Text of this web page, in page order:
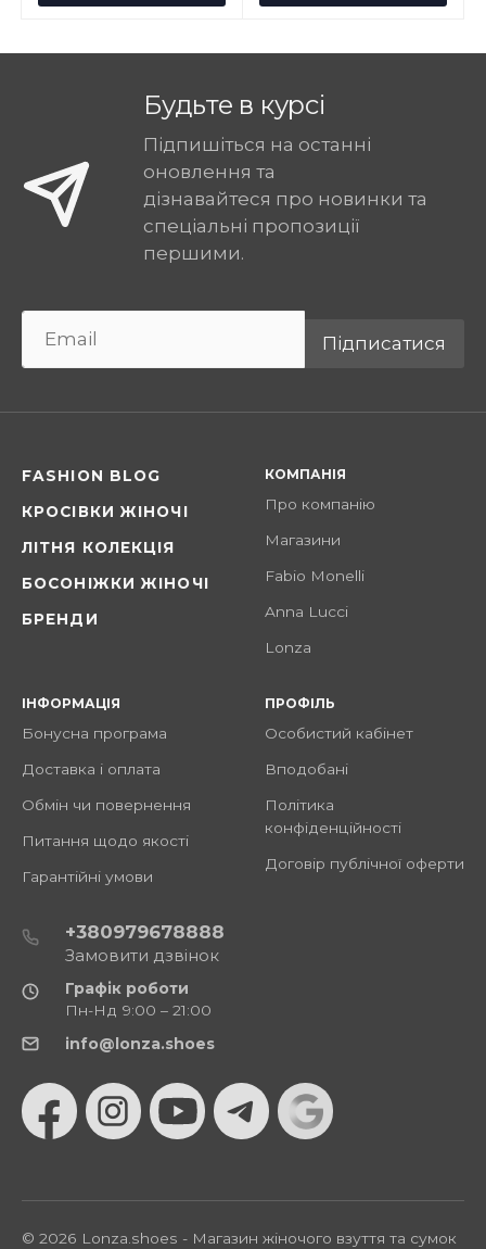
Будьте в курсі
Підпишіться на останні
оновлення та
дізнавайтеся про новинки та
спеціальні пропозиції
першими.
Підписатися
FASHION BLOG
КРОСІВКИ ЖІНОЧІ
ЛІТНЯ КОЛЕКЦІЯ
БОСОНІЖКИ ЖІНОЧІ
БРЕНДИ
КОМПАНІЯ
Про компанію
Магазини
Fabio Monelli
Anna Lucci
Lonza
ІНФОРМАЦІЯ
Бонусна програма
Доставка і оплата
Обмін чи повернення
Питання щодо якості
Гарантійні умови
ПРОФІЛЬ
Особистий кабінет
Вподобані
Політика
конфіденційності
Договір публічної оферти
+380979678888
Замовити дзвінок
Графік роботи
Пн-Нд 9:00 – 21:00
info@lonza.shoes
© 2026 Lonza.shoes - Магазин жіночого взуття та сумок